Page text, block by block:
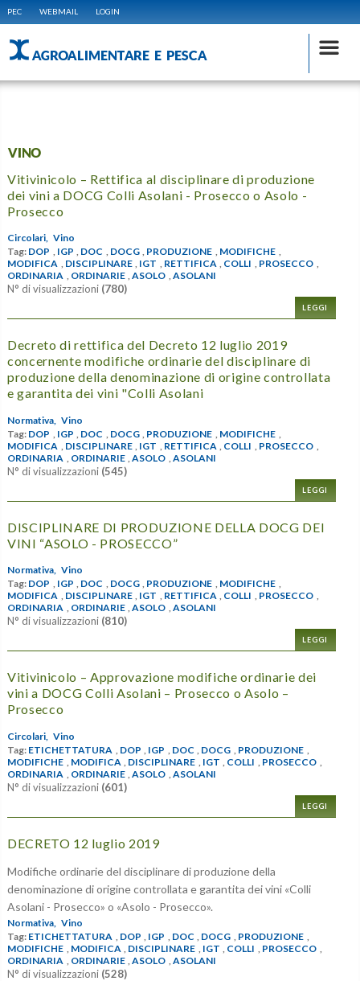
PEC WEBMAIL LOGIN
AGROALIMENTARE E PESCA
VINO
Vitivinicolo – Rettifica al disciplinare di produzione
dei vini a DOCG Colli Asolani - Prosecco o Asolo -
Prosecco
Circolari, Vino
Tag: DOP , IGP , DOC , DOCG , PRODUZIONE , MODIFICHE ,
MODIFICA , DISCIPLINARE , IGT , RETTIFICA , COLLI , PROSECCO ,
ORDINARIA , ORDINARIE ,ASOLO , ASOLANI
N° di visualizzazioni (780)
LEGGI
Decreto di rettifica del Decreto 12 luglio 2019
concernente modifiche ordinarie del disciplinare di
produzione della denominazione di origine controllata
e garantita dei vini "Colli Asolani
Normativa, Vino
Tag: DOP IGP DOC DOCG PRODUZIONE MODIFICHE
MODIFICA
DISCIPLINARE IGT RETTIFICA COLLI PROSECCO
ORDINARIA
ORDINARIE ,ASOLO ASOLANI
N° di visualizzazioni (545)
LEGGI
DISCIPLINARE DI PRODUZIONE DELLA DOCG DEI
VINI “ASOLO - PROSECCO”
Normativa, Vino
Tag: DOP , IGP , DOC , DOCG , PRODUZIONE , MODIFICHE ,
MODIFICA , DISCIPLINARE , IGT , RETTIFICA , COLLI , PROSECCO ,
ORDINARIA , ORDINARIE ,ASOLO , ASOLANI
N° di visualizzazioni (810)
LEGGI
Vitivinicolo – Approvazione modifiche ordinarie dei
vini a DOCG Colli Asolani – Prosecco o Asolo –
Prosecco
Circolari, Vino
Tag: ETICHETTATURA DOP IGP DOC DOCG PRODUZIONE
MODIFICHE
MODIFICA DISCIPLINARE IGT COLLI PROSECCO
ORDINARIA
ORDINARIE ,ASOLO ASOLANI
N° di visualizzazioni (601)
LEGGI
DECRETO 12 luglio 2019
Modifiche ordinarie del disciplinare di produzione della
denominazione di origine controllata e garantita dei vini «Colli
Asolani - Prosecco» o «Asolo - Prosecco».
Normativa, Vino
Tag: ETICHETTATURA DOP IGP DOC DOCG PRODUZIONE
MODIFICHE
MODIFICA DISCIPLINARE IGT COLLI PROSECCO
ORDINARIA
ORDINARIE ,ASOLO ASOLANI
N° di visualizzazioni (528)